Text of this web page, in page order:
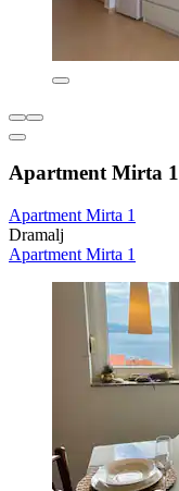
Apartment Mirta 1
Apartment Mirta 1
Dramalj
Apartment Mirta 1